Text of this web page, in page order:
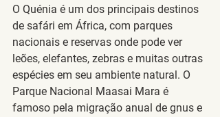
O Quénia é um dos principais destinos
de safári em África, com parques
nacionais e reservas onde pode ver
leões, elefantes, zebras e muitas outras
espécies em seu ambiente natural. O
Parque Nacional Maasai Mara é
famoso pela migração anual de gnus e